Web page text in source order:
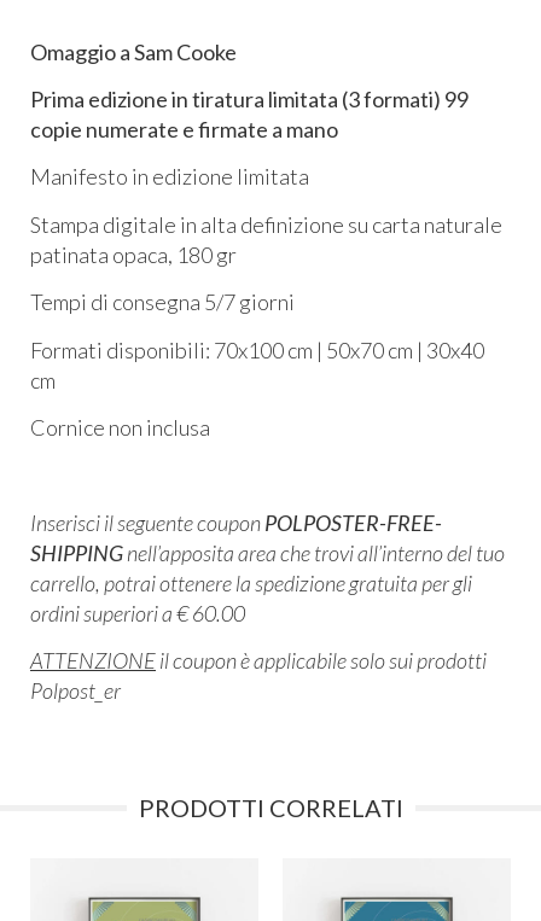
Omaggio a Sam Cooke
Prima edizione in tiratura limitata (3 formati) 99
copie numerate e firmate a mano
Manifesto in edizione limitata
Stampa digitale in alta definizione su carta naturale
patinata opaca, 180 gr
​Tempi di consegna 5/7 giorni​
Formati disponibili: 70x100 cm | 50x70 cm | 30x40
cm​
Cornice non inclusa
Inserisci il seguente couponPOLPOSTER-FREE-
SHIPPINGnell’apposita area che trovi all’interno del tuo
carrello, potrai ottenere la spedizione gratuita per gli
ordini superiori a € 60.00
ATTENZIONEil coupon è applicabile solo sui prodotti
Polpost_er
PRODOTTI CORRELATI